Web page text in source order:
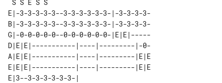
E|-3-3-3-3-3--3-3-3-3-3-3-|-3-3-3-3-
B|-3-3-3-3-3--3-3-3-3-3-3-|-3-3-3-3-
G|-0-0-0-0-0--0-0-0-0-0-0-|E|E|-----
D|E|E|-----------|----|---------|-0-
A|E|E|-----------|----|---------|E|E
E|E|E|-----------|----|---------|E|E
E|3--3-3-3-3-3-3-|